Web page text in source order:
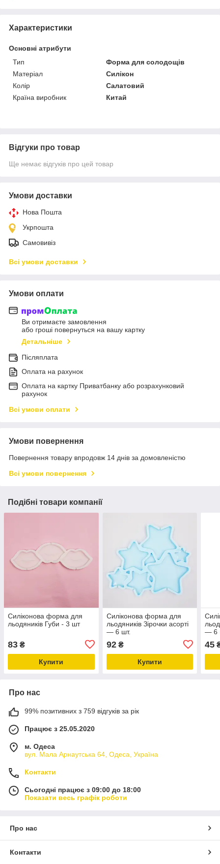
Характеристики
Основні атрибути
Тип
Форма для солодощів
Матеріал
Силікон
Колір
Салатовий
Країна виробник
Китай
Відгуки про товар
Ще немає відгуків про цей товар
Умови доставки
Нова Пошта
Укрпошта
Самовивіз
Всі умови доставки
Умови оплати
Ви отримаєте замовлення
або гроші повернуться на вашу картку
Детальніше
Післяплата
Оплата на рахунок
Оплата на картку Приватбанку або розрахунковий
рахунок
Всі умови оплати
Умови повернення
Повернення товару впродовж 14 днів за домовленістю
Всі умови повернення
Подібні товари компанії
Силіконова форма для
льодяників Губи - 3 шт
83 ₴
Купити
Силіконова форма для
льодяників Зірочки асорті
— 6 шт.
92₴
Купити
— 6
45
Про нас
99% позитивних з 759 відгуків за рік
Працює з 25.05.2020
м. Одеса
вул. Мала Арнаутська 64, Одеса, Україна
Контакти
Сьогодні працює з 09:00 до 18:00
Показати весь графік роботи
Про нас
Контакти